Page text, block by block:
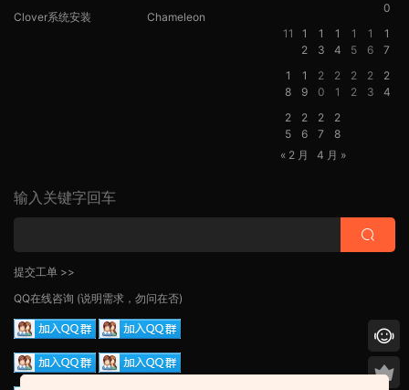
Clover系统安装 Chameleon
0
11
1
2
1
3
1
4
1
5
1
6
1
7
1
8
1
9
2
0
2
1
2
2
2
3
2
4
2
5
2
6
2
7
2
8
« 2 月
4 月 »
输入关键字回车
提交工单 >>
QQ在线咨询 (说明需求，勿问在否)